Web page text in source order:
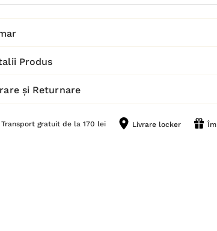
Produs
și Returnare
Transport gratuit de la 170 lei Livrare locker